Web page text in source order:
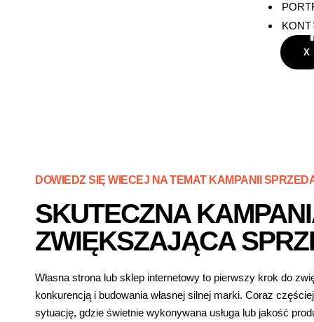
X
DOWIEDZ SIĘ WIECEJ NA TEMAT KAMPANII
SKUTECZNA
ZWIĘKSZAJĄCA
Własna strona lub sklep internetowy to pierwszy krok do
konkurencją i budowania własnej silnej marki. Coraz
sytuację, gdzie świetnie wykonywana usługa lub jakość